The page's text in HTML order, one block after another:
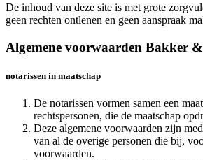
De inhoud van deze site is met grote
geen rechten ontlenen en geen aanspraak
Algemene voorwaarden Bakker
notarissen in maatschap
De notarissen vormen samen een
rechtspersonen, die de maatschap
Deze algemene voorwaarden zijn
van al de overige personen die bij,
voorwaarden.